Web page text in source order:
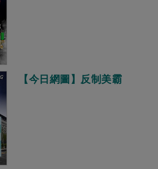
【今日網圖】反制美霸